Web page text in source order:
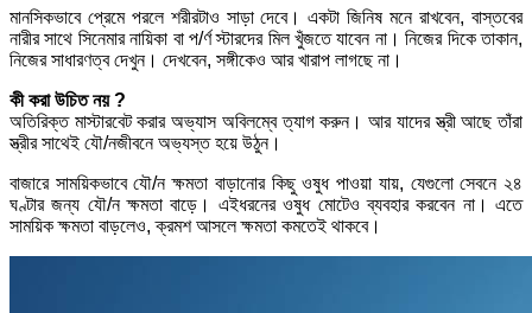
মানসিকভাবে প্রেমে পরলে শরীরটাও সাড়া দেবে। একটা জিনিষ মনে রাখবেন, বাস্তবের
নারীর সাথে সিনেমার নায়িকা বা প/র্ণ স্টারদের মিল খুঁজতে যাবেন না। নিজের দিকে তাকান,
নিজের সাধারণত্ব দেখুন। দেখবেন, সঙ্গীকেও আর খারাপ লাগছে না।
কী করা উচিত নয় ?
অতিরিক্ত মাস্টারবেট করার অভ্যাস অবিলম্বে ত্যাগ করুন। আর যাদের স্ত্রী আছে তাঁরা
স্ত্রীর সাথেই যৌ/নজীবনে অভ্যস্ত হয়ে উঠুন।
বাজারে সাময়িকভাবে যৌ/ন ক্ষমতা বাড়ানোর কিছু ওষুধ পাওয়া যায়, যেগুলো সেবনে ২৪
ঘণ্টার জন্য যৌ/ন ক্ষমতা বাড়ে। এইধরনের ওষুধ মোটেও ব্যবহার করবেন না। এতে
সাময়িক ক্ষমতা বাড়লেও, ক্রমশ আসলে ক্ষমতা কমতেই থাকবে।